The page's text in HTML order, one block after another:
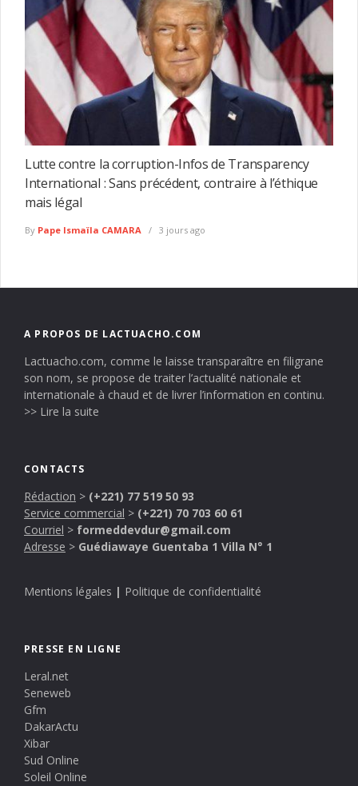
Lutte contre la corruption-Infos de Transparency
International : Sans précédent, contraire à l’éthique
mais légal
By Pape Ismaïla CAMARA 3 jours ago
A PROPOS DE LACTUACHO.COM
Lactuacho.com, comme le laisse transparaître en filigrane
son nom, se propose de traiter l’actualité nationale et
internationale à chaud et de livrer l’information en continu.
>> Lire la suite
CONTACTS
Rédaction > (+221) 77 519 50 93
Service commercial > (+221) 70 703 60 61
Courriel > formeddevdur@gmail.com
Adresse > Guédiawaye Guentaba 1 Villa N° 1
Mentions légales | Politique de confidentialité
PRESSE EN LIGNE
Leral.net
Seneweb
Gfm
DakarActu
Xibar
Sud Online
Soleil Online